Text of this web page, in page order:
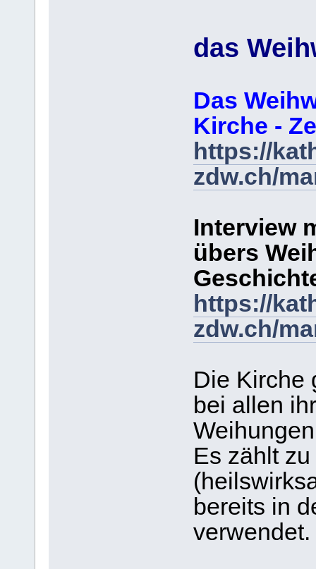
das
Das
Kirche -
https://
zdw.ch/
Interview
übers
https://
zdw.ch/
Die Kirche
bei allen
Es zählt
bereits in
verwendet.